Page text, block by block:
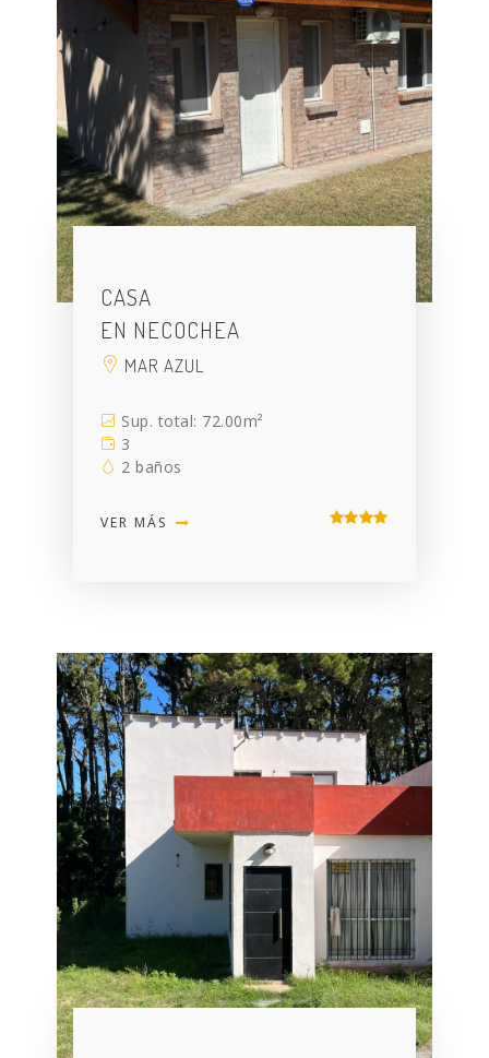
CASA
EN NECOCHEA
MAR AZUL
Sup. total: 72.00m²
3
2 baños
VER MÁS